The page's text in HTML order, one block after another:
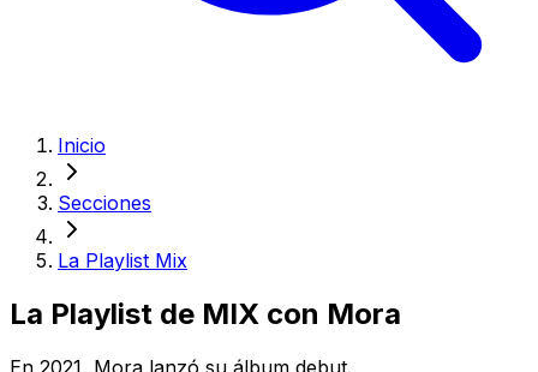
Inicio
Secciones
La Playlist Mix
La Playlist de MIX con Mora
En 2021, Mora lanzó su álbum debut.